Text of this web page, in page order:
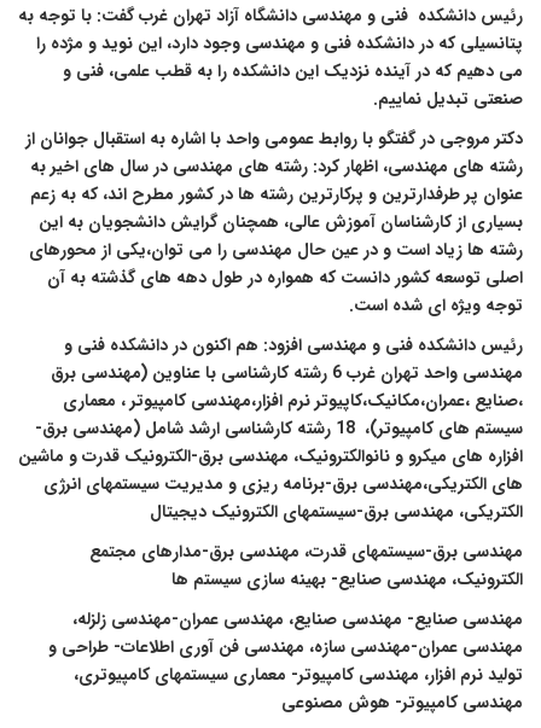
دانشکدهفنی و مهندسی دانشگاه آزاد تهران غرب گفت:با توجه به
که در دانشکده فنی و مهندسی وجود دارد، این نوید و مژده را
دهیم که در آینده نزدیک این دانشکده را به قطب علمی، فنی و
تبدیل نماییم.
مروجی در گفتگو با روابط عمومی واحد با اشاره به استقبال جوانان از
های مهندسی، اظهار کرد: رشته های مهندسی در سال های اخیر به
پر طرفدارترین و پرکارترین رشته ها در کشورمطرح اند، که به زعم
از کارشناسان آموزش عالی، همچنان گرایش دانشجویان به این
ها زیاد است و در عین حال مهندسی را می توان،یکی از محورهای
توسعه کشور دانست که همواره در طول دهه های گذشته به آن
ویژه ای شده است.
دانشکده فنی و مهندسی افزود: هم اکنون در دانشکده فنی و
مهندسی واحد تهران غرب 6 رشته کارشناسی با عناوین (مهندسی برق
،عمران،مکانیک،کاپیوتر نرم افزار،مهندسی کامپیوتر ، معماری
های کامپیوتر)، 18 رشته کارشناسی ارشد شامل (
مهندسی برق-
های میکرو و نانوالکترونیک، مهندسی برق-الکترونیک قدرت و ماشین
الکتریکی،مهندسی برق-برنامه ریزی و مدیریت سیستمهای انرژی
مهندسی برق-سیستمهای الکترونیک دیجیتال
برق-سیستمهای قدرت، مهندسی برق-مدارهای مجتمع
مهندسی صنایع- بهینه سازی سیستم ها
صنایع- مهندسی صنایع، مهندسی عمران-مهندسی زلزله،
عمران-مهندسی سازه، مهندسی فن آوری اطلاعات- طراحی و
نرم افزار، مهندسی کامپیوتر- معماری سیستمهای کامپیوتری،
کامپیوتر- هوش مصنوعی